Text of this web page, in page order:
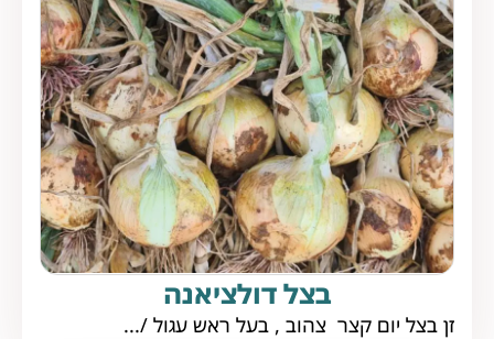
בצל דולציאנה
זן בצל יום קצר צהוב , בעל ראש עגול /...